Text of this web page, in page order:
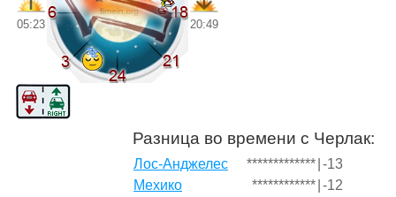
05:23 20:49
Разница во времени с Черлак:
Лос-Анджелес ************* -13
Мехико
************ -12